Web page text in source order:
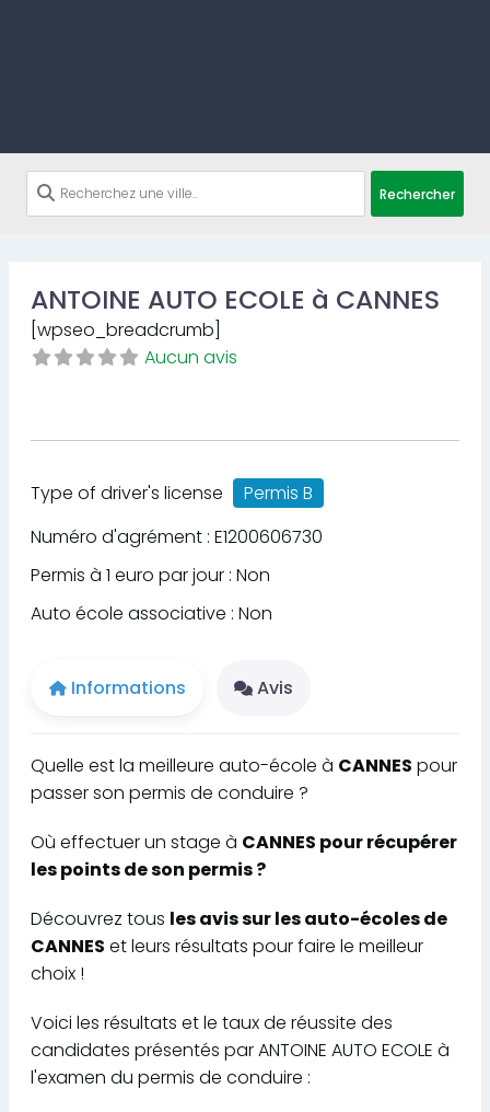
Rechercher
ANTOINE AUTO ECOLE à CANNES
[wpseo_breadcrumb]
Aucun avis
Type of driver's license
Permis B
Numéro d'agrément : E1200606730
Permis à 1 euro par jour : Non
Auto école associative : Non
Informations Avis
Quelle est la meilleure auto-école à CANNES pour
passer son permis de conduire ?
Où effectuer un stage à CANNES pour récupérer
les points de son permis ?
Découvrez tous les avis sur les auto-écoles de
CANNES et leurs résultats pour faire le meilleur
choix !
Voici les résultats et le taux de réussite des
candidates présentés par ANTOINE AUTO ECOLE à
l'examen du permis de conduire :